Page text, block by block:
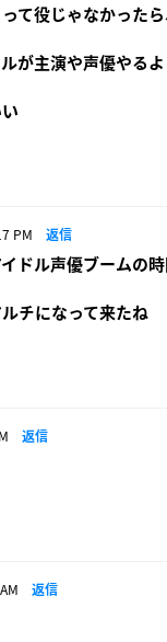
て役じゃなかった
が主演や声優やる
PM 返信
ドル声優ブームの
チになって来たね
返信
返信